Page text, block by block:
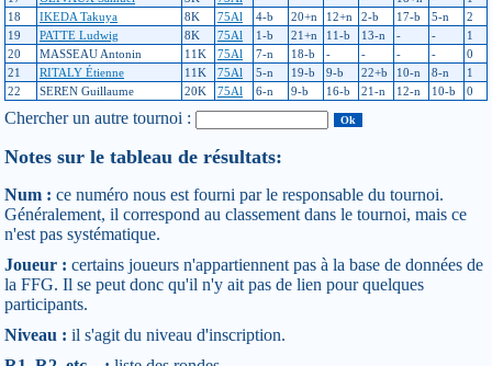
18
IKEDA Takuya 8K 75Al 4-b 20+n 12+n 2-b 17-b 5-n
2
19
PATTE Ludwig 8K 75Al 1-b 21+n 11-b 13-n - -
1
20
MASSEAU Antonin 11K 75Al 7-n 18-b - - - -
0
21
RITALY Étienne 11K 75Al 5-n 19-b 9-b 22+b 10-n 8-n
1
22
SEREN Guillaume 20K 75Al 6-n 9-b 16-b 21-n 12-n 10-b 0
Chercher un autre tournoi :
Notes sur le tableau de résultats:
Num : ce numéro nous est fourni par le responsable du tournoi.
Généralement, il correspond au classement dans le tournoi, mais ce
n'est pas systématique.
Joueur : certains joueurs n'appartiennent pas à la base de données de
la FFG. Il se peut donc qu'il n'y ait pas de lien pour quelques
participants.
Niveau : il s'agit du niveau d'inscription.